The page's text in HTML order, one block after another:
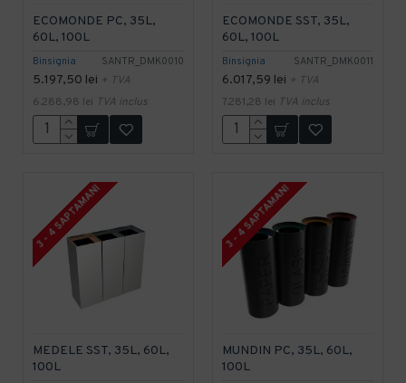
Binsignia SANTR_DMK0010
ECOMONDE PC, 35L,
60L, 100L
5.197,50 lei + TVA
6.288,98 lei TVA inclus
Binsignia SANTR_DMK0011
ECOMONDE SST, 35L,
60L, 100L
6.017,59 lei + TVA
7.281,28 lei TVA inclus
3 - 4 SAPTAMANI
MEDELE SST, 35L, 60L,
100L
3 - 4 SAPTAMANI
MUNDIN PC, 35L, 60L,
100L